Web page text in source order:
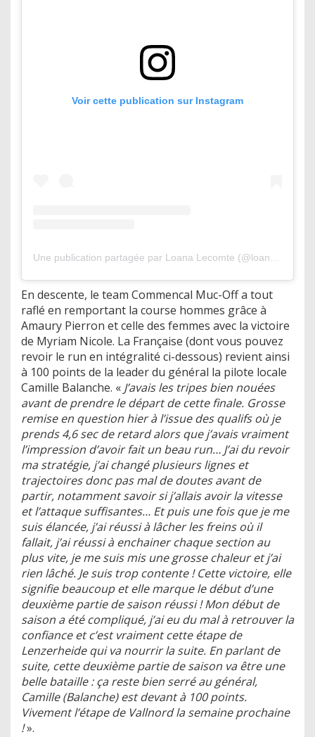
Voir cette publication sur Instagram
En descente, le team Commencal Muc-Off a tout
raflé en remportant la course hommes grâce à
Amaury Pierron et celle des femmes avec la victoire
de Myriam Nicole. La Française (dont vous pouvez
revoir le run en intégralité ci-dessous) revient ainsi
à 100 points de la leader du général la pilote locale
Camille Balanche. « J’avais les tripes bien nouées
avant de prendre le départ de cette finale. Grosse
remise en question hier à l’issue des qualifs où je
prends 4,6 sec de retard alors que j’avais vraiment
l’impression d’avoir fait un beau run… J’ai du revoir
ma stratégie, j’ai changé plusieurs lignes et
trajectoires donc pas mal de doutes avant de
partir, notamment savoir si j’allais avoir la vitesse
et l’attaque suffisantes… Et puis une fois que je me
suis élancée, j’ai réussi à lâcher les freins où il
fallait, j’ai réussi à enchainer chaque section au
plus vite, je me suis mis une grosse chaleur et j’ai
rien lâché. Je suis trop contente ! Cette victoire, elle
signifie beaucoup et elle marque le début d’une
deuxième partie de saison réussi ! Mon début de
saison a été compliqué, j’ai eu du mal à retrouver la
confiance et c’est vraiment cette étape de
Lenzerheide qui va nourrir la suite. En parlant de
suite, cette deuxième partie de saison va être une
belle bataille : ça reste bien serré au général,
Camille (Balanche) est devant à 100 points.
Vivement l’étape de Vallnord la semaine prochaine
!».